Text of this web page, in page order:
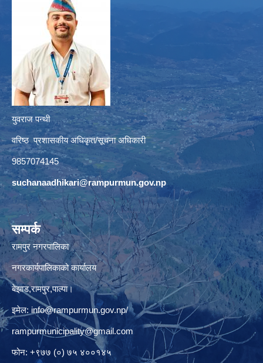
युवराज पन्थी
वरिष्ठ प्रशासकीय अधिकृत/सूचना अधिकारी
9857074145
suchanaadhikari@rampurmun.gov.np
सम्पर्क
रामपुर नगरपालिका
नगरकार्यपालिकाको कार्यालय
बेझाड,रामपुर,पाल्पा।
इमेल: info@rampurmun.gov.np/
rampurmunicipality@gmail.com
फोन: +९७७ (०) ७५ ४००१४५